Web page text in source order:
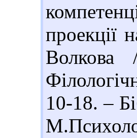
проекції
Волкова
10-18. –